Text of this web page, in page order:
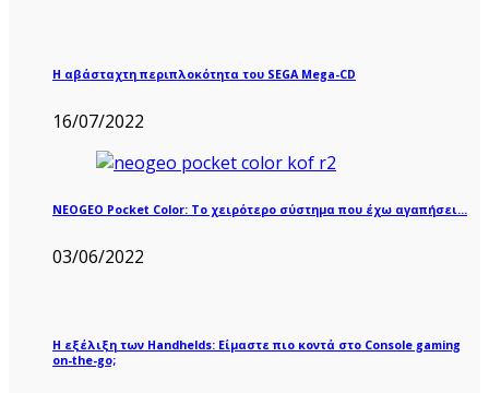
Η αβάσταχτη περιπλοκότητα του SEGA Mega-CD
16/07/2022
NEOGEO Pocket Color: Το χειρότερο σύστημα που έχω αγαπήσει…
03/06/2022
Η εξέλιξη των Handhelds: Είμαστε πιο κοντά στο Console gaming
on-the-go;